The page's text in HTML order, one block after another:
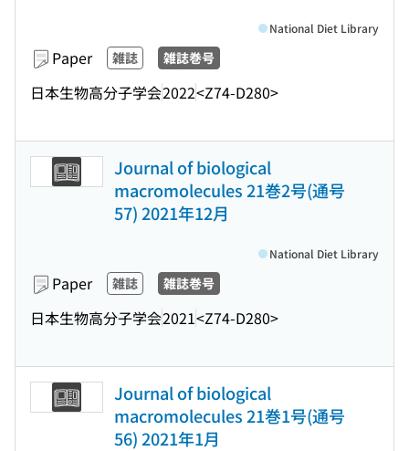
Paper 雑誌 雑誌巻号
日本生物高分子学会2022<Z74-D280>
National Diet Library
Journal of biological
macromolecules 21巻2号(通号
57) 2021年12月
Paper 雑誌 雑誌巻号
日本生物高分子学会2021<Z74-D280>
National Diet Library
Journal of biological
macromolecules 21巻1号(通号
56) 2021年1月